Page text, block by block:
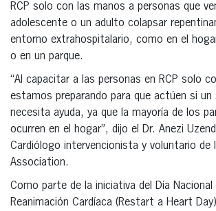
RCP solo con las manos a personas que
adolescente o un adulto colapsar
entorno extrahospitalario, como en el
o en un parque.
“Al capacitar a las personas en RCP solo
estamos preparando para que actúen si un
necesita ayuda, ya que la mayoría de los
ocurren en el hogar”, dijo el Dr. Anezi
Cardiólogo intervencionista y voluntario de
Association.
Como parte de la iniciativa del Día Nacional
Reanimación Cardíaca (Restart a Heart